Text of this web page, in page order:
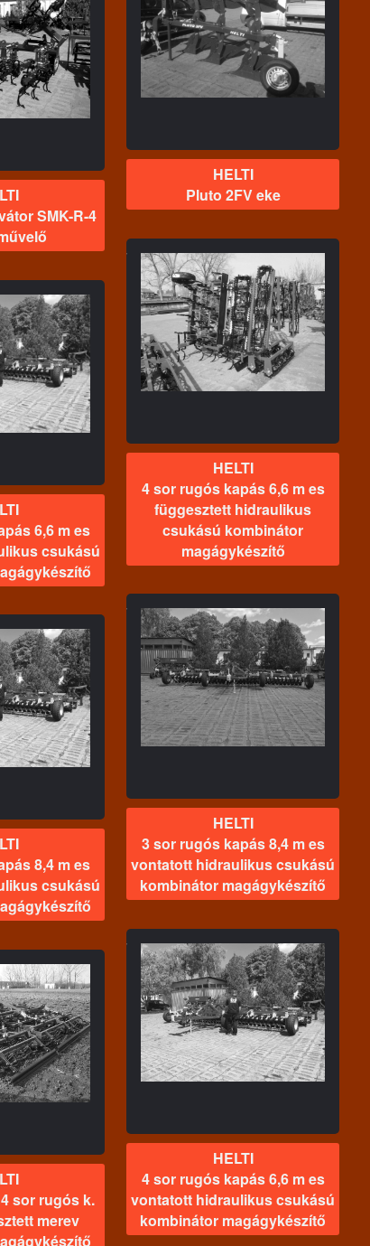
HELTI
2FV eke
HELTI
Pluto 2FV eke
SMK-R-4
HELTI
6,6 m es
hidraulikus
kombinátor
HELTI
4 sor rugós kapás 6,6 m es
függesztett hidraulikus
csukású kombinátor
magágykészítő
6,6 m es
csukású
HELTI
8,4 m es
hidraulikus
kombinátor
HELTI
3 sor rugós kapás 8,4 m es
vontatott hidraulikus csukású
kombinátor magágykészítő
8,4 m es
csukású
HELTI
6,6 m es
hidraulikus
kombinátor
HELTI
4 sor rugós kapás 6,6 m es
vontatott hidraulikus csukású
kombinátor magágykészítő
sor rugós k.
merev